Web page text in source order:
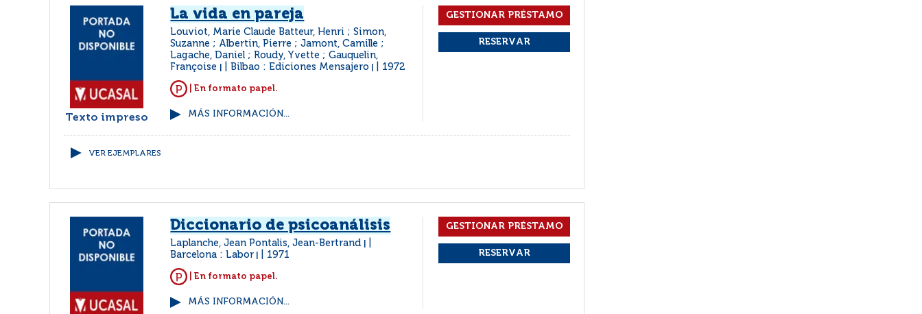
Texto impreso
La vida en pareja
Louviot, Marie Claude Batteur, Henri ; Simon,
Suzanne ; Albertin, Pierre ; Jamont, Camille ;
Lagache, Daniel ; Roudy, Yvette ; Gauquelin,
Françoise
Bilbao : Ediciones Mensajero 1972
| En formato papel.
MÁS INFORMACIÓN...
VER EJEMPLARES
Diccionario de psicoanálisis
Laplanche, Jean Pontalis, Jean-Bertrand
Barcelona : Labor 1971
| En formato papel.
MÁS INFORMACIÓN...